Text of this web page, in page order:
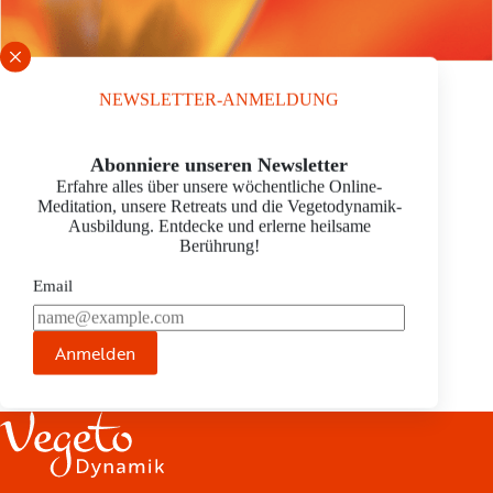
Schrift vergrößern
NEWSLETTER-ANMELDUNG
Abonniere unseren Newsletter
Erfahre alles über unsere wöchentliche Online-
Meditation, unsere Retreats und die Vegetodynamik-
Ausbildung. Entdecke und erlerne heilsame
Berührung!
Email
Anmelden
graduate
Wienerstraße 94
3500 Krems
E-Mail:pfeffer.claudia@aon.at
Tel.:0043-664-1982982
JETZT TERMIN ANFRAGEN ›